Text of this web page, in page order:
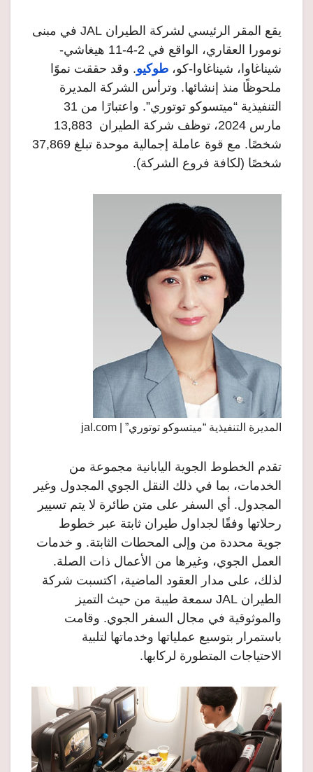
يقع المقر الرئيسي لشركة الطيران JAL في مبنى
نومورا العقاري، الواقع في 2-4-11 هيغاشي-
شيناغاوا، شيناغاوا-كو، طوكيو. وقد حققت نموًا
ملحوظًا منذ إنشائها. وترأس الشركة المديرة
التنفيذية “ميتسوكو توتوري”. واعتبارًا من 31
مارس 2024، توظف شركة الطيران 13,883
شخصًا. مع قوة عاملة إجمالية موحدة تبلغ 37,869
شخصًا (لكافة فروع الشركة).
المديرة التنفيذية “ميتسوكو توتوري” | jal.com
تقدم الخطوط الجوية اليابانية مجموعة من
الخدمات، بما في ذلك النقل الجوي المجدول وغير
المجدول. أي السفر على متن طائرة لا يتم تسيير
رحلاتها وفقًا لجداول طيران ثابتة عبر خطوط
جوية محددة من وإلى المحطات الثابتة. و خدمات
العمل الجوي، وغيرها من الأعمال ذات الصلة.
لذلك، على مدار العقود الماضية، اكتسبت شركة
الطيران JAL سمعة طيبة من حيث التميز
والموثوقية في مجال السفر الجوي. وقامت
باستمرار بتوسيع عملياتها وخدماتها لتلبية
الاحتياجات المتطورة لركابها.